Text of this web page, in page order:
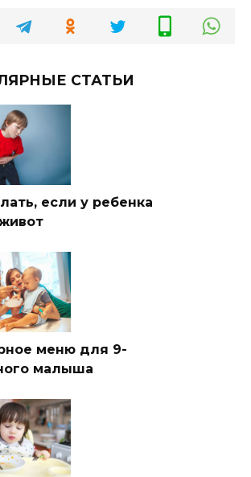
СТАТЬИ
если у ребенка
меню для 9-
малыша